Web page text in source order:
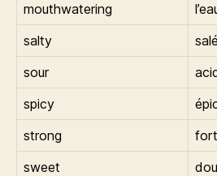
mouthwatering
salty
salé
sour
spicy
strong
fort
sweet